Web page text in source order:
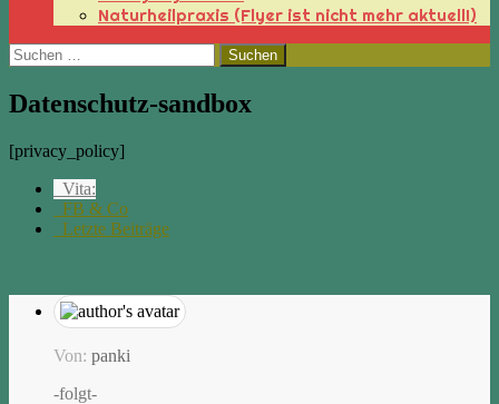
Naturheilpraxis (Flyer ist nicht mehr aktuell!)
Suchen
nach:
Datenschutz-sandbox
[privacy_policy]
Vita:
FB & Co
Letzte Beiträge
Von: panki
-folgt-